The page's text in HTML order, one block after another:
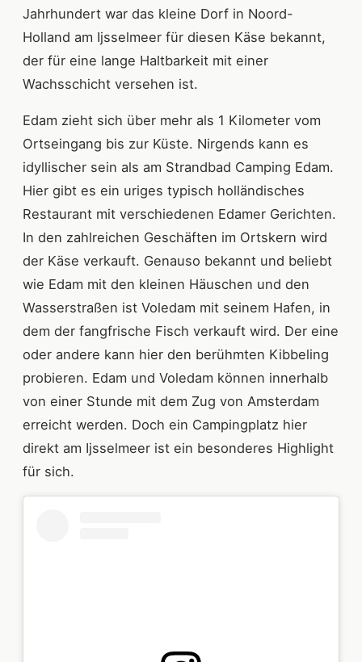
Jahrhundert war das kleine Dorf in Noord-
Holland am Ijsselmeer für diesen Käse bekannt,
der für eine lange Haltbarkeit mit einer
Wachsschicht versehen ist.
Edam zieht sich über mehr als 1 Kilometer vom
Ortseingang bis zur Küste. Nirgends kann es
idyllischer sein als am Strandbad Camping Edam.
Hier gibt es ein uriges typisch holländisches
Restaurant mit verschiedenen Edamer Gerichten.
In den zahlreichen Geschäften im Ortskern wird
der Käse verkauft. Genauso bekannt und beliebt
wie Edam mit den kleinen Häuschen und den
Wasserstraßen ist Voledam mit seinem Hafen, in
dem der fangfrische Fisch verkauft wird. Der eine
oder andere kann hier den berühmten Kibbeling
probieren. Edam und Voledam können innerhalb
von einer Stunde mit dem Zug von Amsterdam
erreicht werden. Doch ein Campingplatz hier
direkt am Ijsselmeer ist ein besonderes Highlight
für sich.